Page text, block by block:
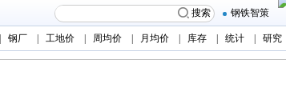
搜索 钢铁智策
钢厂 工地价 周均价 月均价 库存 统计 研究